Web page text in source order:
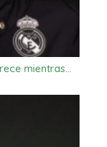
mientras…